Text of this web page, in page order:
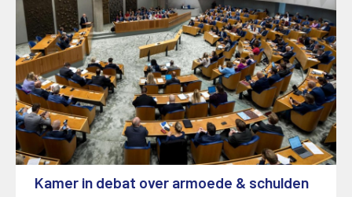
Kamer in debat over armoede & schulden